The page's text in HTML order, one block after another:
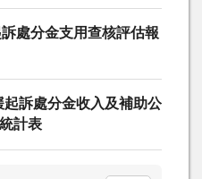
處分金支用查核評估報
起訴處分金收入及補助公
計表